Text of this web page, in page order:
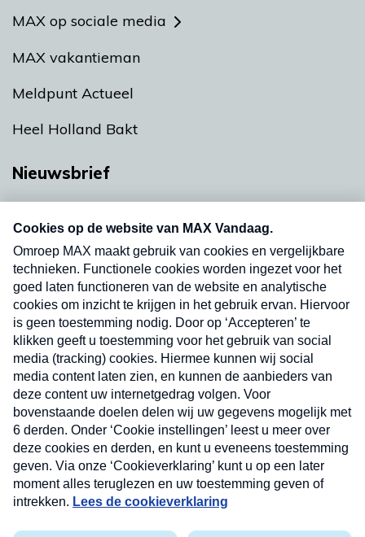
MAX op sociale media
MAX vakantieman
Meldpunt Actueel
Heel Holland Bakt
Nieuwsbrief
nieuwsbrief. Elke vrijdag- en dinsdagochtend in
uw mailbox.
Verzend
Nieuwsbrief
Neem hier een gratis abonnement op onze
nieuwsbrief. Elke vrijdag- en dinsdagochtend in uw